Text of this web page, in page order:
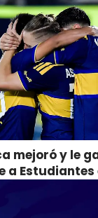
mejoró y le
a Estudiantes